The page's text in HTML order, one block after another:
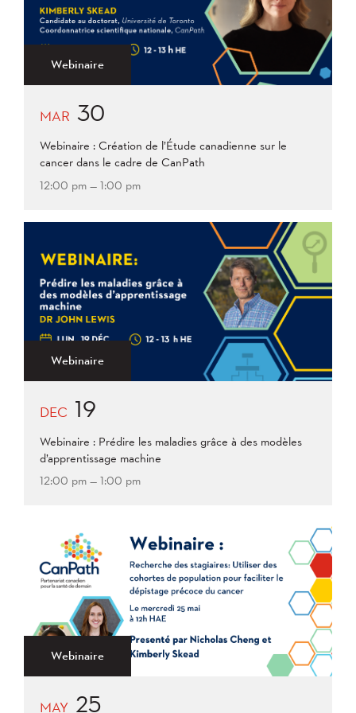
Webinaire
MAR 30
Webinaire : Création de l’Étude canadienne sur le
cancer dans le cadre de CanPath
12:00 pm — 1:00 pm
Webinaire
DEC 19
Webinaire : Prédire les maladies grâce à des modèles
d’apprentissage machine
12:00 pm — 1:00 pm
Webinaire
MAY 25